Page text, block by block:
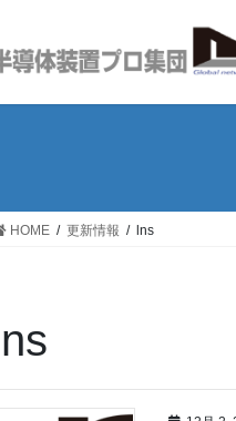
HOME 更新情報 lns